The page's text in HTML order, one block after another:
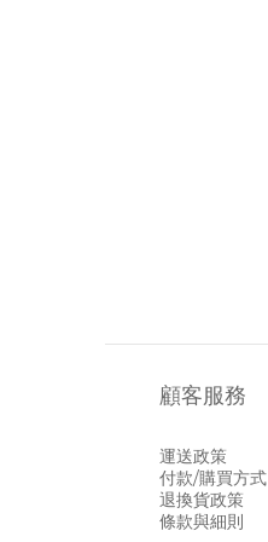
顧客服務
運送政策
付款/購買方式
退換貨政策
條款與細則